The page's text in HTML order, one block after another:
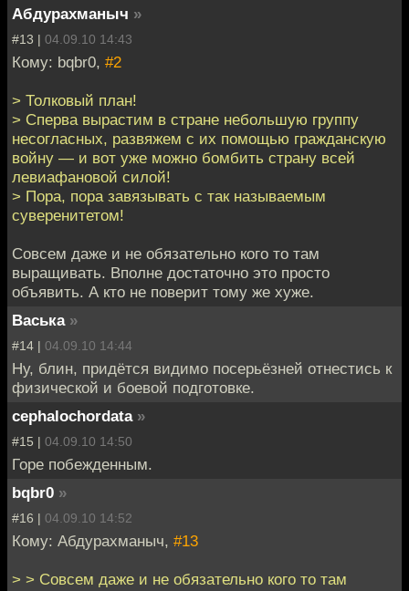
Абдурахманыч »
#13 | 04.09.10 14:43
Кому: bqbr0, #2
> Толковый план!
> Сперва вырастим в стране небольшую группу
несогласных, развяжем с их помощью гражданскую
войну — и вот уже можно бомбить страну всей
левиафановой силой!
> Пора, пора завязывать с так называемым
суверенитетом!
Совсем даже и не обязательно кого то там
выращивать. Вполне достаточно это просто
объявить. А кто не поверит тому же хуже.
Васька »
#14 | 04.09.10 14:44
Ну, блин, придётся видимо посерьёзней отнестись к
физической и боевой подготовке.
cephalochordata »
#15 | 04.09.10 14:50
Горе побежденным.
bqbr0 »
#16 | 04.09.10 14:52
Кому: Абдурахманыч, #13
> > Совсем даже и не обязательно кого то там